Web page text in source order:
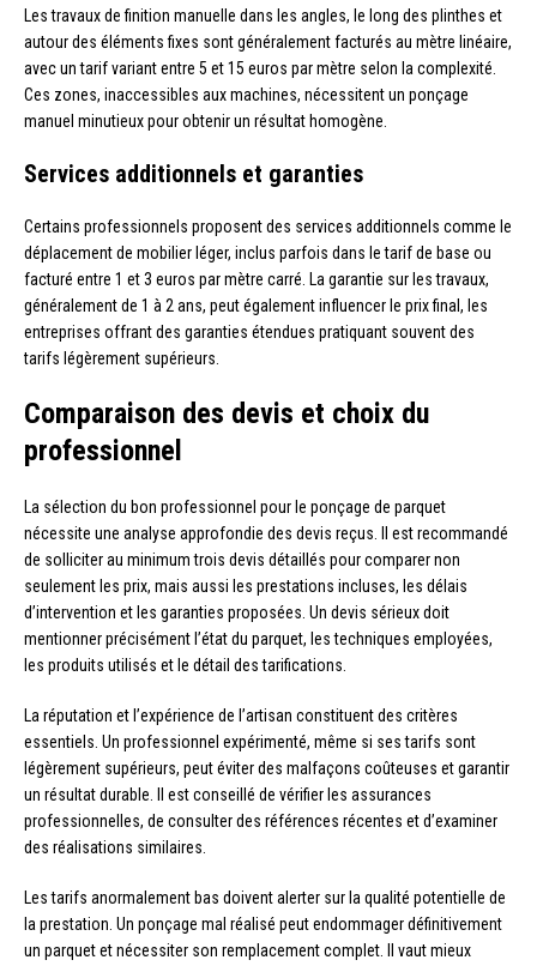
Les travaux de finition manuelle dans les angles, le long des plinthes et
autour des éléments fixes sont généralement facturés au mètre linéaire,
avec un tarif variant entre 5 et 15 euros par mètre selon la complexité.
Ces zones, inaccessibles aux machines, nécessitent un ponçage
manuel minutieux pour obtenir un résultat homogène.
Services additionnels et garanties
Certains professionnels proposent des services additionnels comme le
déplacement de mobilier léger, inclus parfois dans le tarif de base ou
facturé entre 1 et 3 euros par mètre carré. La garantie sur les travaux,
généralement de 1 à 2 ans, peut également influencer le prix final, les
entreprises offrant des garanties étendues pratiquant souvent des
tarifs légèrement supérieurs.
Comparaison des devis et choix du
professionnel
La sélection du bon professionnel pour le ponçage de parquet
nécessite une analyse approfondie des devis reçus. Il est recommandé
de solliciter au minimum trois devis détaillés pour comparer non
seulement les prix, mais aussi les prestations incluses, les délais
d’intervention et les garanties proposées. Un devis sérieux doit
mentionner précisément l’état du parquet, les techniques employées,
les produits utilisés et le détail des tarifications.
La réputation et l’expérience de l’artisan constituent des critères
essentiels. Un professionnel expérimenté, même si ses tarifs sont
légèrement supérieurs, peut éviter des malfaçons coûteuses et garantir
un résultat durable. Il est conseillé de vérifier les assurances
professionnelles, de consulter des références récentes et d’examiner
des réalisations similaires.
Les tarifs anormalement bas doivent alerter sur la qualité potentielle de
la prestation. Un ponçage mal réalisé peut endommager définitivement
un parquet et nécessiter son remplacement complet. Il vaut mieux